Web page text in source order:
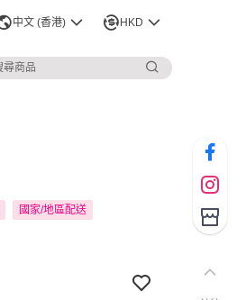
中文 (香港) HKD
國家/地區配送